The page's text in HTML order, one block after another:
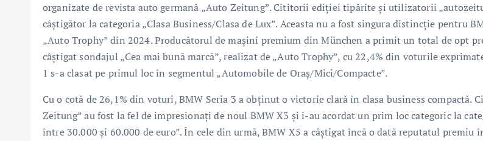
organizate de revista auto germană „Auto Zeitung”. Cititorii ediţiei tipărite şi utilizatorii
câştigător la categoria „Clasa Business/Clasa de Lux”. Aceasta nu a fost singura distincţie pentru
„Auto Trophy” din 2024. Producătorul de maşini premium din München a primit un total de opt
câştigat sondajul „Cea mai bună marcă”, realizat de „Auto Trophy”, cu 22,4% din voturile
1 s-a clasat pe primul loc în segmentul „Automobile de Oraş/Mici/Compacte”.
Cu o cotă de 26,1% din voturi, BMW Seria 3 a obţinut o victorie clară în clasa business compactă.
Zeitung” au fost la fel de impresionaţi de noul BMW X3 şi i-au acordat un prim loc categoric la
între 30.000 şi 60.000 de euro”. În cele din urmă, BMW X5 a câştigat încă o dată reputatul premiu